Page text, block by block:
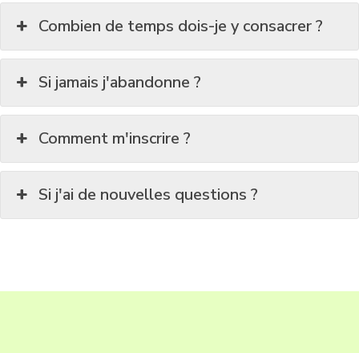
Combien de temps dois-je y consacrer ?
Si jamais j'abandonne ?
Comment m'inscrire ?
Si j'ai de nouvelles questions ?